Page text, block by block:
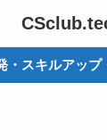
スキルアップ